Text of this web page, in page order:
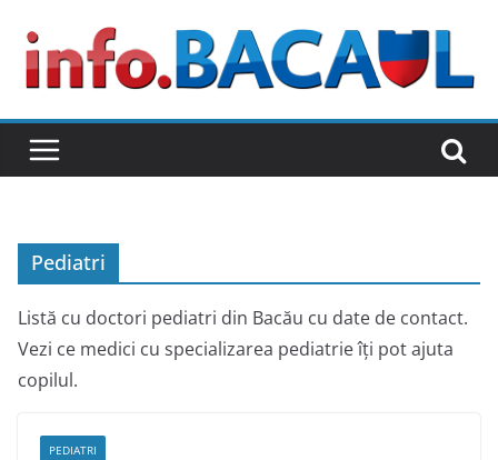
content
Pediatri
Listă cu doctori pediatri din Bacău cu date de contact.
Vezi ce medici cu specializarea pediatrie îți pot ajuta
copilul.
PEDIATRI